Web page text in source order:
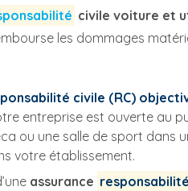
civile voiture et
les dommages
civile (RC)
entreprise est ouverte au
ou une salle de sport dans
votre établissement.
assurance responsabilité